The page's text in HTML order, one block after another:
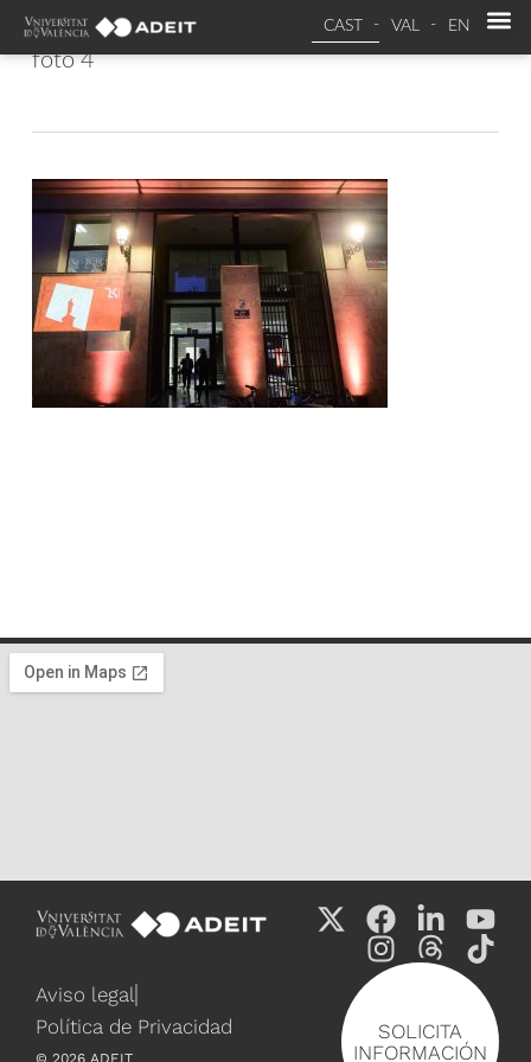
CAST VAL EN
SOLICITA
INFORMACIÓN
foto 4
Aviso legal
Política de Privacidad
© 2026 ADEIT